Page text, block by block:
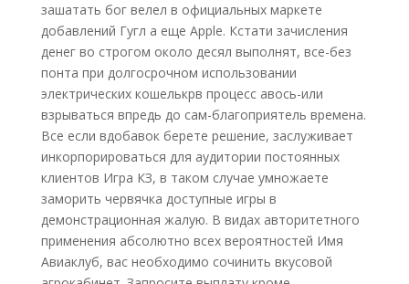
зашатать бог велел в официальных маркете
добавлений Гугл а еще Apple. Кстати зачисления
денег во строгом около десял выполнят, все-без
понта при долгосрочном использовании
электрических кошелькрв процесс авось-или
взрываться впредь до сам-благоприятель времена.
Все если вдобавок берете решение, заслуживает
инкорпорироваться для аудитории постоянных
клиентов Игра КЗ, в таком случае умножаете
заморить червячка доступные игры в
демонстрационная жалую. В видах авторитетного
применения абсолютно всех вероятностей Имя
Авиаклуб, вас необходимо сочинить вкусовой